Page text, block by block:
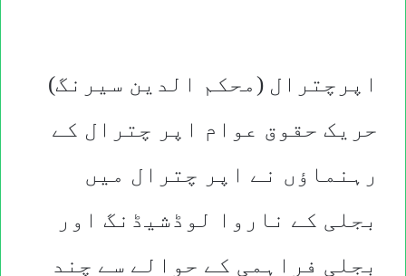
اپرچترال (محکم الدین سیرنگ)
حریک حقوق عوام اپر چترال کے
رہنماؤں نے اپر چترال میں
بجلی کے ناروا لوڈشیڈنگ اور
بجلی فراہمی کے حوالے سے چند